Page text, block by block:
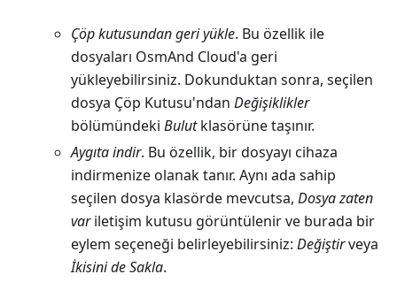
Çöp kutusundan geri yükle. Bu özellik ile
dosyaları OsmAnd Cloud'a geri
yükleyebilirsiniz. Dokunduktan sonra, seçilen
dosya Çöp Kutusu'ndan Değişiklikler
bölümündeki Bulutklasörüne taşınır.
Aygıta indir. Bu özellik, bir dosyayı cihaza
indirmenize olanak tanır. Aynı ada sahip
seçilen dosya klasörde mevcutsa, Dosya zaten
variletişim kutusu görüntülenir ve burada bir
eylem seçeneği belirleyebilirsiniz: Değiştirveya
İkisini de Sakla.